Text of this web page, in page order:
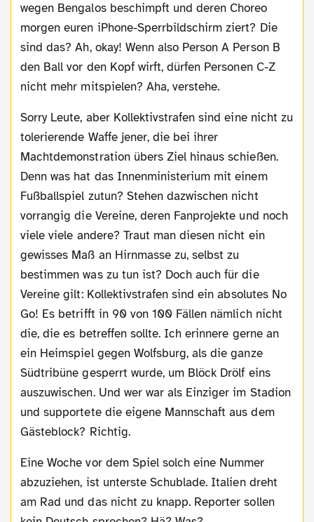
wegen Bengalos beschimpft und deren Choreo
morgen euren iPhone-Sperrbildschirm ziert? Die
sind das? Ah, okay! Wenn also Person A Person B
den Ball vor den Kopf wirft, dürfen Personen C-Z
nicht mehr mitspielen? Aha, verstehe.
Sorry Leute, aber Kollektivstrafen sind eine nicht zu
tolerierende Waffe jener, die bei ihrer
Machtdemonstration übers Ziel hinaus schießen.
Denn was hat das Innenministerium mit einem
Fußballspiel zutun? Stehen dazwischen nicht
vorrangig die Vereine, deren Fanprojekte und noch
viele viele andere? Traut man diesen nicht ein
gewisses Maß an Hirnmasse zu, selbst zu
bestimmen was zu tun ist? Doch auch für die
Vereine gilt: Kollektivstrafen sind ein absolutes No
Go! Es betrifft in 90 von 100 Fällen nämlich nicht
die, die es betreffen sollte. Ich erinnere gerne an
ein Heimspiel gegen Wolfsburg, als die ganze
Südtribüne gesperrt wurde, um Blöck Drölf eins
auszuwischen. Und wer war als Einziger im Stadion
und supportete die eigene Mannschaft aus dem
Gästeblock? Richtig.
Eine Woche vor dem Spiel solch eine Nummer
abzuziehen, ist unterste Schublade. Italien dreht
am Rad und das nicht zu knapp. Reporter sollen